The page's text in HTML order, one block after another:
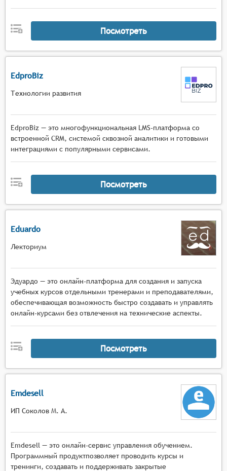
Посмотреть
EdproBiz
Технологии развития
EdproBiz — это многофункциональная LMS-платформа со
встроенной CRM, системой сквозной аналитики и готовыми
интеграциями с популярными сервисами.
Посмотреть
Eduardo
Лекториум
Эдуардо — это онлайн-платформа для создания и запуска
учебных курсов отдельными тренерами и преподавателями,
обеспечивающая возможность быстро создавать и управлять
онлайн-курсами без отвлечения на технические аспекты.
Посмотреть
Emdesell
ИП Соколов М. А.
Emdesell — это онлайн-сервис управления обучением.
Программный продуктпозволяет проводить курсы и
тренинги, создавать и поддерживать закрытые